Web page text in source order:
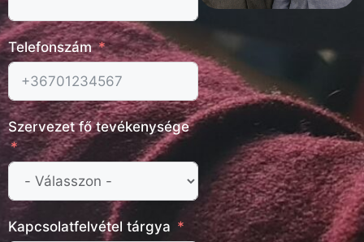
Telefonszám
Szervezet fő tevékenysége
Kapcsolatfelvétel tárgya